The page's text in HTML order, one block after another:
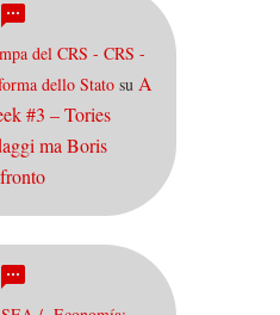
del CRS - CRS -
dello Stato su A
#3 – Tories
ma Boris